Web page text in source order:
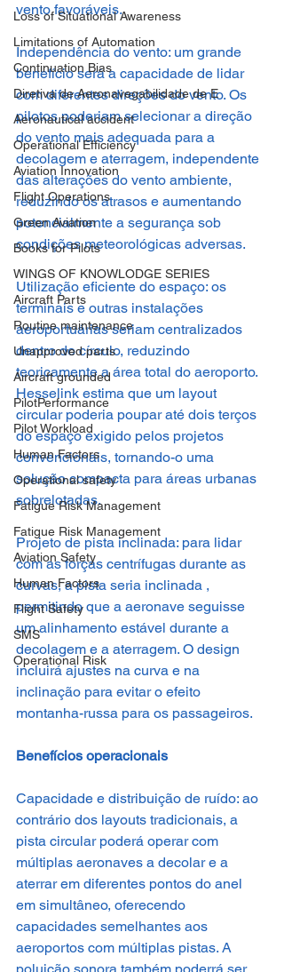
Loss of Situational Awareness
Limitations of Automation
Continuation Bias
Diretiva de Aeronavegabilidade de E
Aeronautical accident
Operational Efficiency
Aviation Innovation
Flight Operations
Green Aviation
Books for Pilots
WINGS OF KNOWLODGE SERIES
Aircraft Parts
Routine maintenance
Unapproved parts
Aircraft grounded
PilotPerformance
Pilot Workload
Human Factors
Operational safety
Fatigue Risk Management
Fatigue Risk Management
Aviation Safety
Human Factors
Flight Safety
SMS
Operational Risk
vento favoráveis.
Independência do vento: um grande
benefício será a capacidade de lidar
com diferentes direções do vento. Os
pilotos poderiam selecionar a direção
do vento mais adequada para a
decolagem e aterragem, independente
das alterações do vento ambiente,
reduzindo os atrasos e aumentando
potencialmente a segurança sob
condições meteorológicas adversas.
Utilização eficiente do espaço: os
terminais e outras instalações
aeroportuárias seriam centralizados
dentro do círculo, reduzindo
teoricamente a área total do aeroporto.
Hesselink estima que um layout
circular poderia poupar até dois terços
do espaço exigido pelos projetos
convencionais, tornando-o uma
solução compacta para áreas urbanas
sobrelotadas.
Projeto de pista inclinada: para lidar
com as forças centrífugas durante as
curvas, a pista seria inclinada ,
permitindo que a aeronave seguisse
um alinhamento estável durante a
decolagem e a aterragem. O design
incluirá ajustes na curva e na
inclinação para evitar o efeito
montanha-russa para os passageiros.
Benefícios operacionais
Capacidade e distribuição de ruído: ao
contrário dos layouts tradicionais, a
pista circular poderá operar com
múltiplas aeronaves a decolar e a
aterrar em diferentes pontos do anel
em simultâneo, oferecendo
capacidades semelhantes aos
aeroportos com múltiplas pistas. A